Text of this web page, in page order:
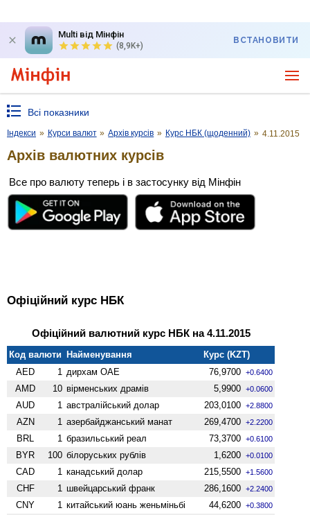
Multi від Мінфін
(8,9K+)
ВСТАНОВИТИ
Всі показники
Індекси » Курси валют » Архів курсів » Курс НБК (щоденний) » 4.11.2015
Архів валютних курсів
Все про валюту теперь і в застосунку від Мінфін
Офіційний курс НБК
Офіційний валютний курс НБК на 4.11.2015
Код валюти Найменування
Курс (KZT)
AED
1 дирхам ОАЕ 76,9700 +0.6400
AMD 10 вiрменських драмів 5,9900 +0.0600
AUD 1 австралійський долар 203,0100 +2.8800
AZN 1 азербайджанський манат 269,4700 +2.2200
BRL 1 бразильський реал 73,3700 +0.6100
BYR 100 білоруських рублів 1,6200 +0.0100
CAD 1 канадський долар 215,5500 +1.5600
CHF 1 швейцарський франк 286,1600 +2.2400
CNY 1 китайський юань женьмiньбi 44,6200 +0.3800